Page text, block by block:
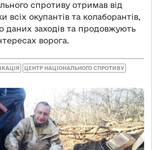
спротиву отримав від
всіх окупантів та колаборантів,
даних заходів та продовжують
ворога.
ЦЕНТР НАЦІОНАЛЬНОГО СПРОТИВУ